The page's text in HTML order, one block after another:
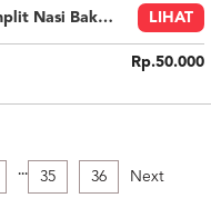
Paket Komplit Nasi Bakar Ayam Cabe Ijo LIHAT
Rp.50.000
... 35 36 Next